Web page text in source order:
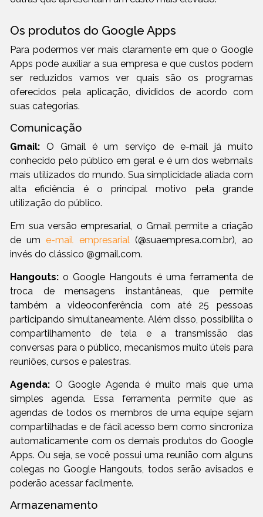
Os produtos do Google Apps
Para podermos ver mais claramente em que o Google
Apps pode auxiliar a sua empresa e que custos podem
ser reduzidos vamos ver quais são os programas
oferecidos pela aplicação, divididos de acordo com
suas categorias.
Comunicação
Gmail: O Gmail é um serviço de e-mail já muito
conhecido pelo público em geral e é um dos webmails
mais utilizados do mundo. Sua simplicidade aliada com
alta eficiência é o principal motivo pela grande
utilização do público.
Em sua versão empresarial, o Gmail permite a criação
de ume-mail empresarial(@suaempresa.com.br), ao
invés do clássico @gmail.com.
Hangouts: o Google Hangouts é uma ferramenta de
troca de mensagens instantâneas, que permite
também a videoconferência com até 25 pessoas
participando simultaneamente. Além disso, possibilita o
compartilhamento de tela e a transmissão das
conversas para o público, mecanismos muito úteis para
reuniões, cursos e palestras.
Agenda: O Google Agenda é muito mais que uma
simples agenda. Essa ferramenta permite que as
agendas de todos os membros de uma equipe sejam
compartilhadas e de fácil acesso bem como sincroniza
automaticamente com os demais produtos do Google
Apps. Ou seja, se você possui uma reunião com alguns
colegas no Google Hangouts, todos serão avisados e
poderão acessar facilmente.
Armazenamento